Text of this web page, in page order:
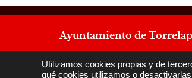
Ayuntamiento de
Utilizamos cookies propias y de
qué cookies utilizamos o